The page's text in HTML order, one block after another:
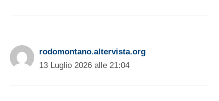
rodomontano.altervista.org
13 Luglio 2026 alle 21:04